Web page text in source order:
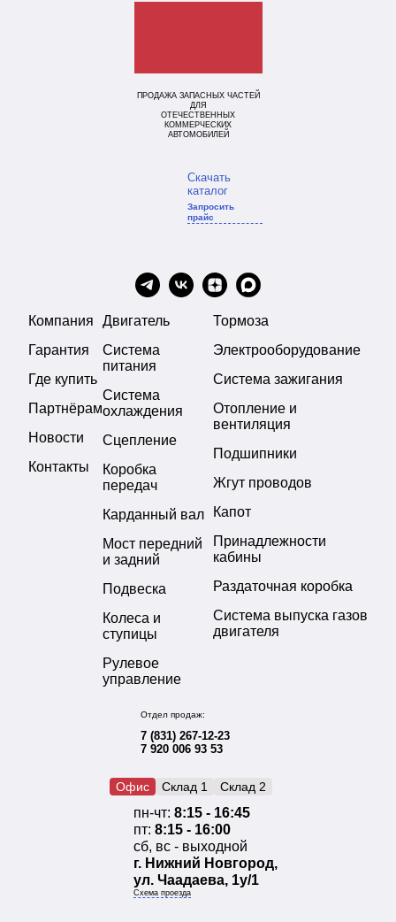
ПРОДАЖА ЗАПАСНЫХ ЧАСТЕЙ
ДЛЯ
ОТЕЧЕСТВЕННЫХ
КОММЕРЧЕСКИХ
АВТОМОБИЛЕЙ
Скачать
каталог
Запросить
прайс
Компания
Гарантия
Где купить
Партнёрам
Новости
Контакты
Двигатель
Система
питания
Система
охлаждения
Сцепление
Коробка
передач
Карданный вал
Мост передний
и задний
Подвеска
Колеса и
ступицы
Рулевое
управление
Тормоза
Электрооборудование
Система зажигания
Отопление и
вентиляция
Подшипники
Жгут проводов
Капот
Принадлежности
кабины
Раздаточная коробка
Система выпуска газов
двигателя
Отдел продаж:
7 (831) 267-12-23
7 920 006 93 53
Офис Склад 1 Склад 2
пн-чт: 8:15 - 16:45
пт: 8:15 - 16:00
сб, вс - выходной
г. Нижний Новгород,
ул. Чаадаева, 1у/1
Схема проезда